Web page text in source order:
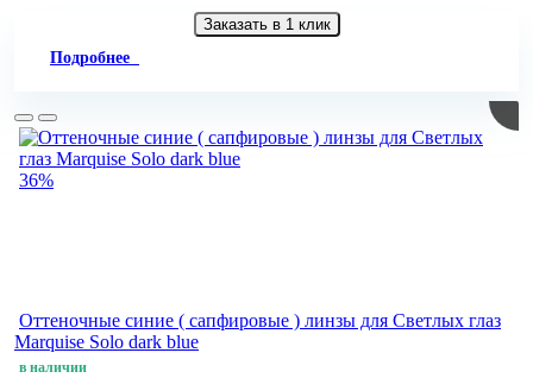
Заказать в 1 клик
Подробнее
36%
Оттеночные синие ( сапфировые ) линзы для Светлых глаз
Marquise Solo dark blue
в наличии